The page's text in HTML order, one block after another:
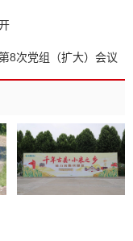
8次党组（扩大）会议